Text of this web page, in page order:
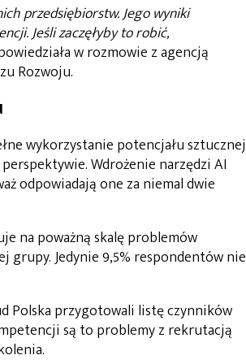
przedsiębiorstw. Jego wyniki
Jeśli zaczęłyby to robić,
w rozmowie z agencją
Rozwoju.
wykorzystanie potencjału sztucznej
Wdrożenie narzędzi AI
odpowiadają one za niemal dwie
na poważną skalę problemów
grupy. Jedynie 9,5% respondentów nie
Polska przygotowali listę czynników
są to problemy z rekrutacją